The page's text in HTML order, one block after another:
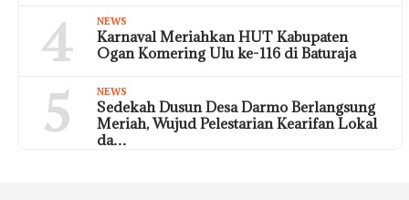
4 NEWS
Karnaval Meriahkan HUT Kabupaten
Ogan Komering Ulu ke-116 di Baturaja
5 NEWS
Sedekah Dusun Desa Darmo Berlangsung
Meriah, Wujud Pelestarian Kearifan Lokal
da…